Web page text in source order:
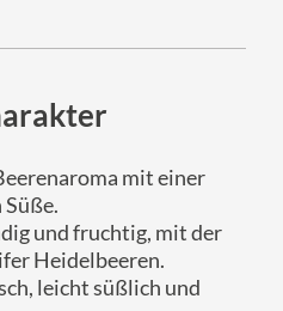
mit einer
und fruchtig, mit der
Heidelbeeren.
leicht süßlich und